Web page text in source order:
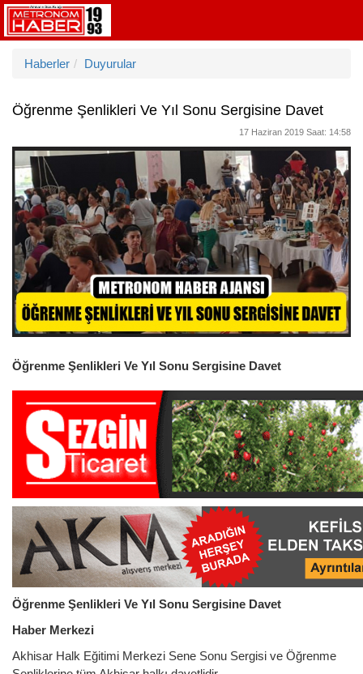
Haberler Duyurular
Öğrenme Şenlikleri Ve Yıl Sonu Sergisine Davet
17 Haziran 2019 Saat: 14:58
Öğrenme Şenlikleri Ve Yıl Sonu Sergisine Davet
Öğrenme Şenlikleri Ve Yıl Sonu Sergisine Davet
Haber Merkezi
Akhisar Halk Eğitimi Merkezi Sene Sonu Sergisi ve Öğrenme